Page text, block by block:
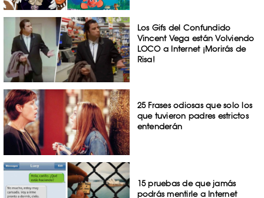
Los Gifs del Confundido
Vincent Vega están Volviendo
LOCO a Internet ¡Morirás de
Risa!
25 Frases odiosas que solo los
que tuvieron padres estrictos
entenderán
15 pruebas de que jamás
podrás mentirle a Internet